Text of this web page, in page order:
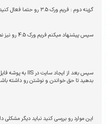
گزینه دوم : فریم ورک 3.5 رو حتما فعال کنید .
سپس پیشنهاد میکنم فریم ورک 4.5 رو نیز نصب کنید .
بدهید تا حق خواندن و نوشتن رو داشته
این موارد رو بررسی کنید نباید دیگر مشکلی